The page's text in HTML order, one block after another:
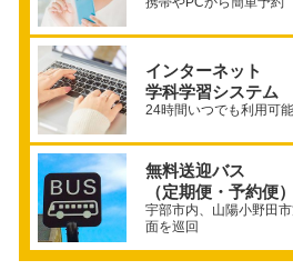
インターネット
学科学習システム
24時間いつでも利用可能
無料送迎バス
（定期便・予約便）
宇部市内、山陽小野田
面を巡回